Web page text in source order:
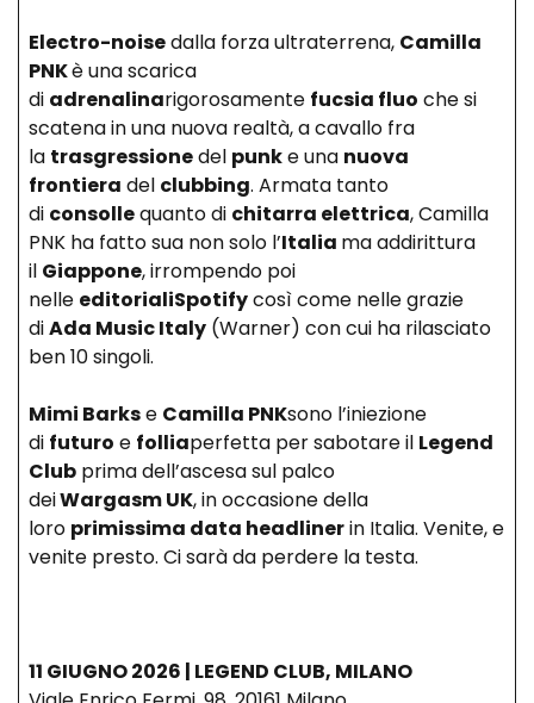
Electro-noisedalla forza ultraterrena, Camilla
PNKè una scarica
di adrenalinarigorosamente fucsia fluo che si
scatena in una nuova realtà, a cavallo fra
la trasgressionedel punke una nuova
frontiera del clubbing. Armata tanto
di consollequanto di chitarra elettrica, Camilla
PNK ha fatto sua non solo l’Italia ma addirittura
il Giappone, irrompendo poi
nelle editorialiSpotifycosì come nelle grazie
diAda Music Italy (Warner) con cui ha rilasciato
ben 10 singoli.
Mimi Barkse Camilla PNKsono l’iniezione
di futuro e folliaperfetta per sabotare il Legend
Club prima dell’ascesa sul palco
deiWargasm UK, in occasione della
loro primissima data headlinerin Italia. Venite, e
venite presto. Ci sarà da perdere la testa.
11 GIUGNO 2026 | LEGEND CLUB, MILANO